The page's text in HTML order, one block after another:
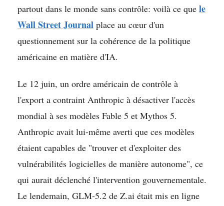
partout dans le monde sans contrôle: voilà ce que le
Wall Street Journal place au cœur d'un
questionnement sur la cohérence de la politique
américaine en matière d'IA.
Le 12 juin, un ordre américain de contrôle à
l'export a contraint Anthropic à désactiver l'accès
mondial à ses modèles Fable 5 et Mythos 5.
Anthropic avait lui-même averti que ces modèles
étaient capables de "trouver et d'exploiter des
vulnérabilités logicielles de manière autonome", ce
qui aurait déclenché l'intervention gouvernementale.
Le lendemain, GLM-5.2 de Z.ai était mis en ligne